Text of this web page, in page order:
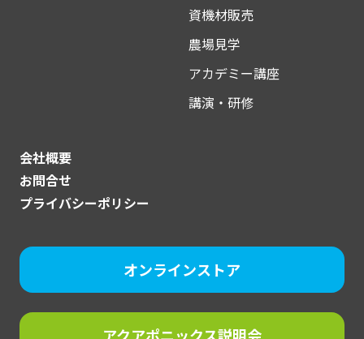
資機材販売
農場見学
アカデミー講座
講演・研修
会社概要
お問合せ
プライバシーポリシー
オンラインストア
アクアポニックス説明会